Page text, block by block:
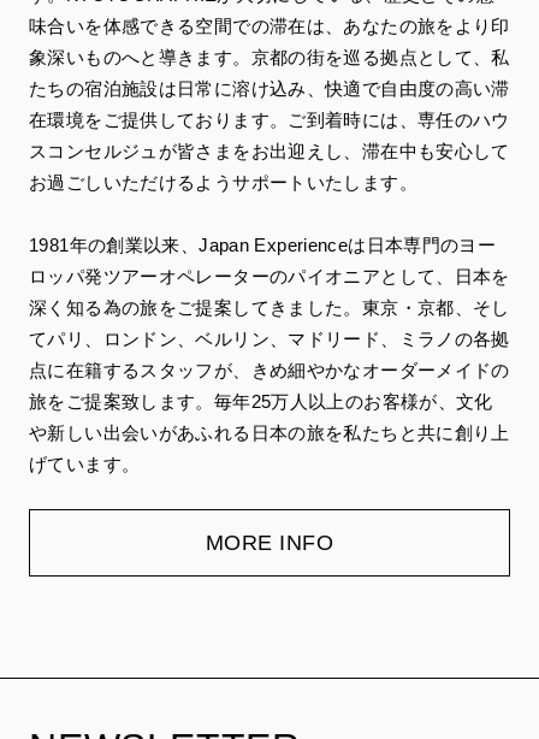
味合いを体感できる空間での滞在は、あなたの旅をより印
象深いものへと導きます。京都の街を巡る拠点として、私
たちの宿泊施設は日常に溶け込み、快適で自由度の高い滞
在環境をご提供しております。ご到着時には、専任のハウ
スコンセルジュが皆さまをお出迎えし、滞在中も安心して
お過ごしいただけるようサポートいたします。
1981年の創業以来、Japan Experienceは日本専門のヨー
ロッパ発ツアーオペレーターのパイオニアとして、日本を
深く知る為の旅をご提案してきました。東京・京都、そし
てパリ、ロンドン、ベルリン、マドリード、ミラノの各拠
点に在籍するスタッフが、きめ細やかなオーダーメイドの
旅をご提案致します。毎年25万人以上のお客様が、文化
や新しい出会いがあふれる日本の旅を私たちと共に創り上
げています。
MORE INFO